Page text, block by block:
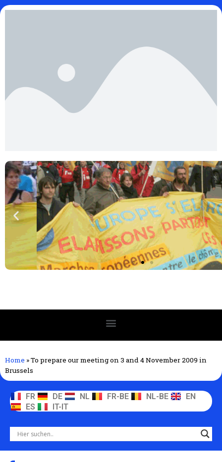
Home »To prepare our meeting on 3 and 4 November 2009 in
Brussels
FR DE NL FR-BE NL-BE
EN
ES
IT-IT